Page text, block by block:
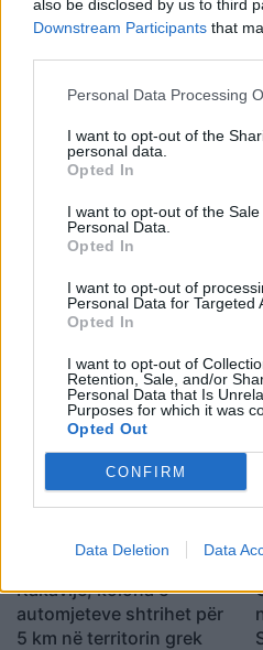
also be disclosed by us to third
Downstream Participants that
Personal Data Processing
I want to opt-out of the
personal data.
Opted In
I want to opt-out of the
Personal Data.
Opted In
I want to opt-out of
Personal Data for Targeted
Opted In
I want to opt-out of
Retention, Sale, and/or
Personal Data that Is
Purposes for which it was
Opted Out
CONFIRM
Data Deletion Data
shkakton përplasje me
kalendarin e Champions
League në Kazakistan
Flakët përfshijnë një
banesë në Shkodër,
zjarrfikësit vënë situatën
nën kontroll
Kakavijë, kolona e
automjeteve shtrihet për
5 km në territorin grek